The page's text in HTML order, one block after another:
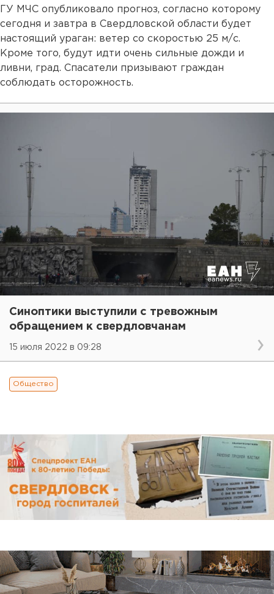
ГУ МЧС опубликовало прогноз, согласно которому
сегодня и завтра в Свердловской области будет
настоящий ураган: ветер со скоростью 25 м/с.
Кроме того, будут идти очень сильные дожди и
ливни, град. Спасатели призывают граждан
соблюдать осторожность.
Синоптики выступили с тревожным
обращением к свердловчанам
15 июля 2022 в 09:28
Общество